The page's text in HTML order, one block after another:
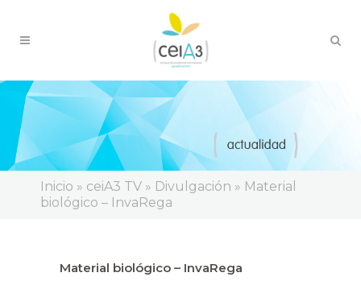
Inicio » ceiA3 TV » Divulgación » Material
biológico – InvaRega
Material biológico – InvaRega